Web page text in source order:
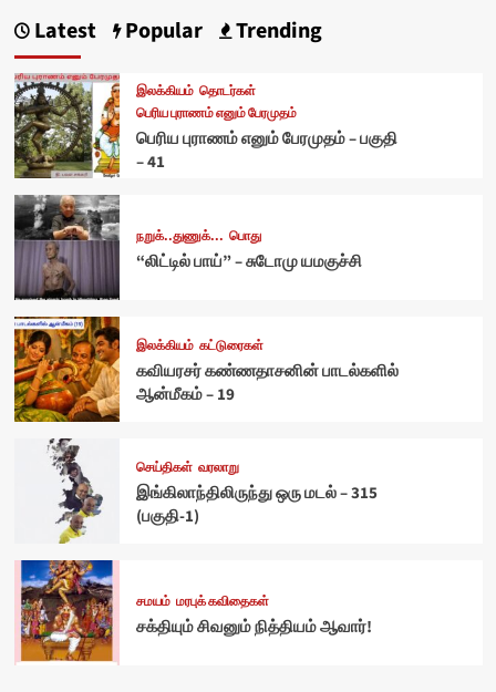
Latest Popular Trending
இலக்கியம் தொடர்கள்
பெரிய புராணம் எனும் பேரமுதம்
பெரிய புராணம் எனும் பேரமுதம் – பகுதி
– 41
நறுக்..துணுக்... பொது
“லிட்டில் பாய்” – சுடோமு யமகுச்சி
இலக்கியம் கட்டுரைகள்
கவியரசர் கண்ணதாசனின் பாடல்களில்
ஆன்மீகம் – 19
செய்திகள் வரலாறு
இங்கிலாந்திலிருந்து ஒரு மடல் – 315
(பகுதி-1)
சமயம் மரபுக் கவிதைகள்
சக்தியும் சிவனும் நித்தியம் ஆவார்!